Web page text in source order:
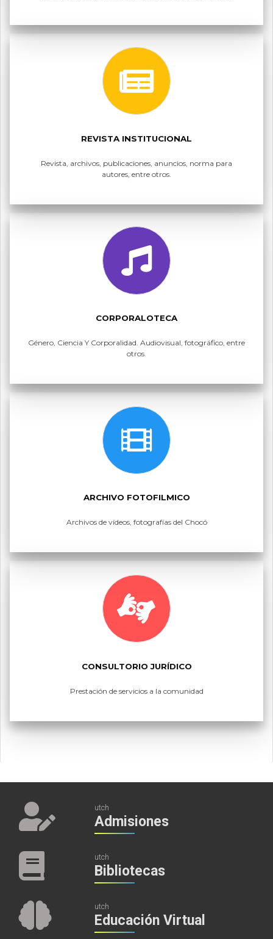
REVISTA INSTITUCIONAL
Revista, archivos, publicaciones, anuncios, norma para
autores, entre otros.
CORPORALOTECA
Género, Ciencia Y Corporalidad. Audiovisual, fotográfico, entre
otros.
ARCHIVO FOTOFILMICO
Archivos de vídeos, fotografías del Chocó
CONSULTORIO JURÍDICO
Prestación de servicios a la comunidad
utch
Admisiones
utch
Bibliotecas
utch
Educación Virtual